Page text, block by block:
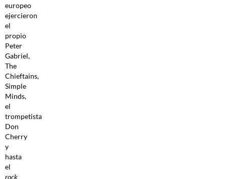
europeo
ejercieron
el
propio
Peter
Gabriel,
The
Chieftains,
Simple
Minds,
el
trompetista
Don
Cherry
y
hasta
el
rock